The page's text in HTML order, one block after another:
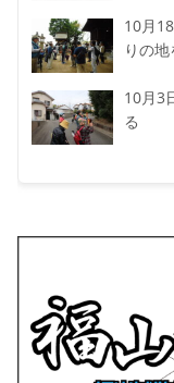
10月
りの地
10月3
る